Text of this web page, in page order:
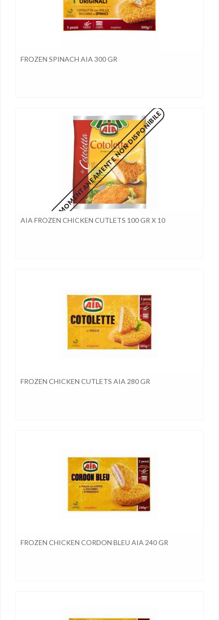
FROZEN SPINACH AIA 300 GR
MOMENTANEAMENTE NON DISPONIBILE
AIA FROZEN CHICKEN CUTLETS 100 GR X 10
FROZEN CHICKEN CUTLETS AIA 280 GR
FROZEN CHICKEN CORDON BLEU AIA 240 GR